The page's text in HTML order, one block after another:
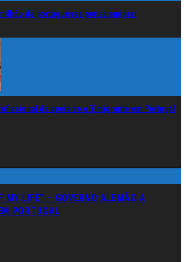
de portugueses pensa emigrar
de apoio ao e(i)migrante em Portugal
MY LIFE” – GOVERNO ALEMÃO A
PORTUGAL